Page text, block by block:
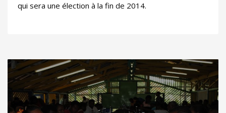
qui sera une élection à la fin de 2014.